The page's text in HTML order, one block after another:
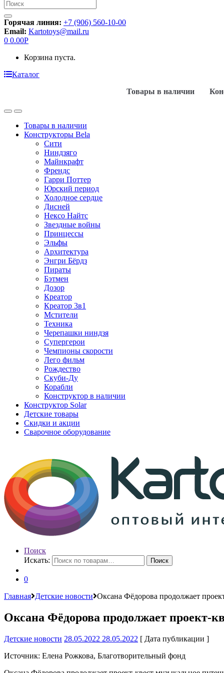
Искать:
Горячая линия: +7 (906) 560-10-00
Email: Kartotoys@mail.ru
0 0.00Р
Корзина пуста.
Каталог
Товары в наличии
Товары в наличии
Конструкторы Bela
Сити
Ниндзяго
Майнкрафт
Френдс
Гарри Поттер
Юрский период
Холодное сердце
Дисней
Нексо Найтс
Звездные войны
Принцессы
Эльфы
Архитектура
Энгри Бёрдз
Пираты
Бэтмен
Дозор
Креатор
Креатор 3в1
Мстители
Техника
Черепашки ниндзя
Супергерои
Чемпионы скорости
Лего фильм
Рождество
Скуби-Ду
Корабли
Конструктор в наличии
Конструктор Solar
Детские товары
Скидки и акции
Сварочное оборудование
Поиск
Искать:
Поиск
0
Главная Детские новости Оксана Фёдорова продолжает
Оксана Фёдорова продолжает проект-
Детские новости 28.05.2022 28.05.2022 [ Дата публикации ]
Источник: Елена Рожкова, Благотворительный фонд